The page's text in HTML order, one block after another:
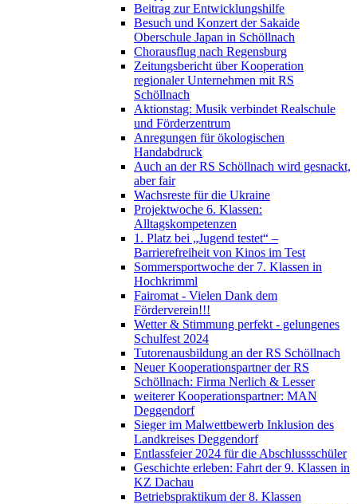
Beitrag zur Entwicklungshilfe
Besuch und Konzert der Sakaide
Oberschule Japan in Schöllnach
Chorausflug nach Regensburg
Zeitungsbericht über Kooperation
regionaler Unternehmen mit RS
Schöllnach
Aktionstag: Musik verbindet Realschule
und Förderzentrum
Anregungen für ökologischen
Handabdruck
Auch an der RS Schöllnach wird gesnackt,
aber fair
Wachsreste für die Ukraine
Projektwoche 6. Klassen:
Alltagskompetenzen
1. Platz bei „Jugend testet“ –
Barrierefreiheit von Kinos im Test
Sommersportwoche der 7. Klassen in
Hochkrimml
Fairomat - Vielen Dank dem
Förderverein!!!
Wetter & Stimmung perfekt - gelungenes
Schulfest 2024
Tutorenausbildung an der RS Schöllnach
Neuer Kooperationspartner der RS
Schöllnach: Firma Nerlich & Lesser
weiterer Kooperationspartner: MAN
Deggendorf
Sieger im Malwettbewerb Inklusion des
Landkreises Deggendorf
Entlassfeier 2024 für die Abschlussschüler
Geschichte erleben: Fahrt der 9. Klassen in
KZ Dachau
Betriebspraktikum der 8. Klassen